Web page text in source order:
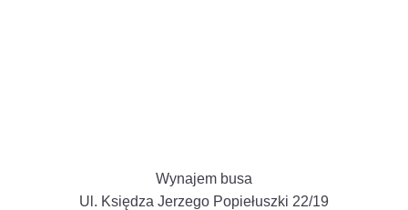
Wynajem busa
Ul. Księdza Jerzego Popiełuszki 22/19